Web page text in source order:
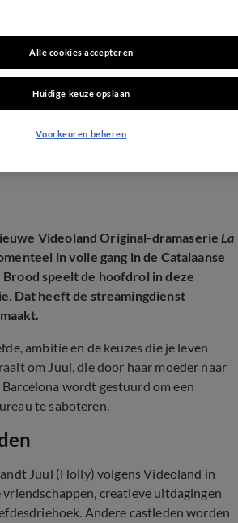
Brood heeft
nieuwe
La Vida
Videoland Original-dramaserieLa
in volle gang in de Catalaanse
speelt de hoofdrol in deze
. Dat heeft de streamingdienst
ambitie en de keuzes die je leven
om Juul, die door haar moeder naar
wordt gestuurd om een
te saboteren.
Juul (Holly) volgens Videoland in
creatieve uitdagingen
Andere castleden worden
Alle cookies accepteren
Huidige keuze opslaan
Voorkeuren beheren